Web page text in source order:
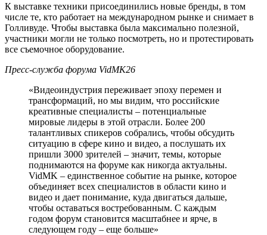
К выставке техники присоединились новые бренды, в том
числе те, кто работает на международном рынке и снимает в
Голливуде. Чтобы выставка была максимально полезной,
участники могли не только посмотреть, но и протестировать
все съемочное оборудование.
Пресс-служба форума VidMK26
«Видеоиндустрия переживает эпоху перемен и
трансформаций, но мы видим, что российские
креативные специалисты – потенциальные
мировые лидеры в этой отрасли. Более 200
талантливых спикеров собрались, чтобы обсудить
ситуацию в сфере кино и видео, а послушать их
пришли 3000 зрителей – значит, темы, которые
поднимаются на форуме как никогда актуальны.
VidMK – единственное событие на рынке, которое
объединяет всех специалистов в области кино и
видео и дает понимание, куда двигаться дальше,
чтобы оставаться востребованным. С каждым
годом форум становится масштабнее и ярче, в
следующем году – еще больше»